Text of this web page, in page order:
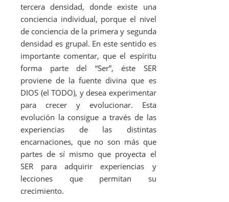
tercera densidad, donde existe una
conciencia individual, porque el nivel
de conciencia de la primera y segunda
densidad es grupal. En este sentido es
importante comentar, que el espíritu
forma parte del “Ser”, éste SER
proviene de la fuente divina que es
DIOS (el TODO), y desea experimentar
para crecer y evolucionar. Esta
evolución la consigue a través de las
experiencias de las distintas
encarnaciones, que no son más que
partes de sí mismo que proyecta el
SER para adquirir experiencias y
lecciones que permitan su
crecimiento.